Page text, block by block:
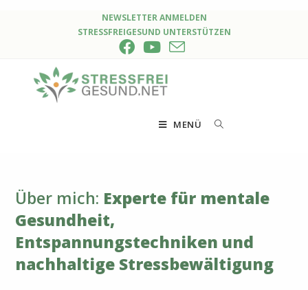
NEWSLETTER ANMELDEN
STRESSFREIGESUND UNTERSTÜTZEN
MENÜ
Über mich: Experte für mentale
Gesundheit,
Entspannungstechniken und
nachhaltige Stressbewältigung